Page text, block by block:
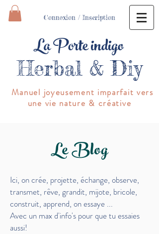
La Porte indigo
Herbal & Diy
Connexion / Inscription
Manuel joyeusement imparfait vers
une vie nature & créative
Le Blog
Ici, on crée, projette, échange, observe,
transmet, rêve, grandit, mijote, bricole,
construit, apprend, on essaye ...
Avec un max d'info's pour que tu essaies
aussi!